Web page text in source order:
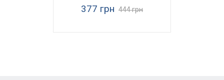
377 грн 444 грн